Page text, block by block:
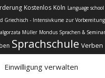
Einwilligung verwalten
Kostenlos Köln Language
Griechisch - Intensivkurse zur
Müller Mondus Sprachen &
Sprachschule Verben